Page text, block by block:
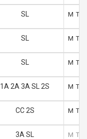
SL M T
SL M T
SL M T
1A 2A 3A SL 2S M T
CC 2S M T
3A SL M T